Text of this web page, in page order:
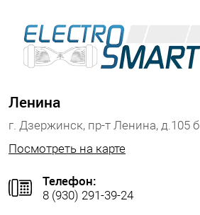
Ленина
г. Дзержинск, пр-т Ленина, д.105 б
Посмотреть на карте
Телефон:
8 (930) 291-39-24